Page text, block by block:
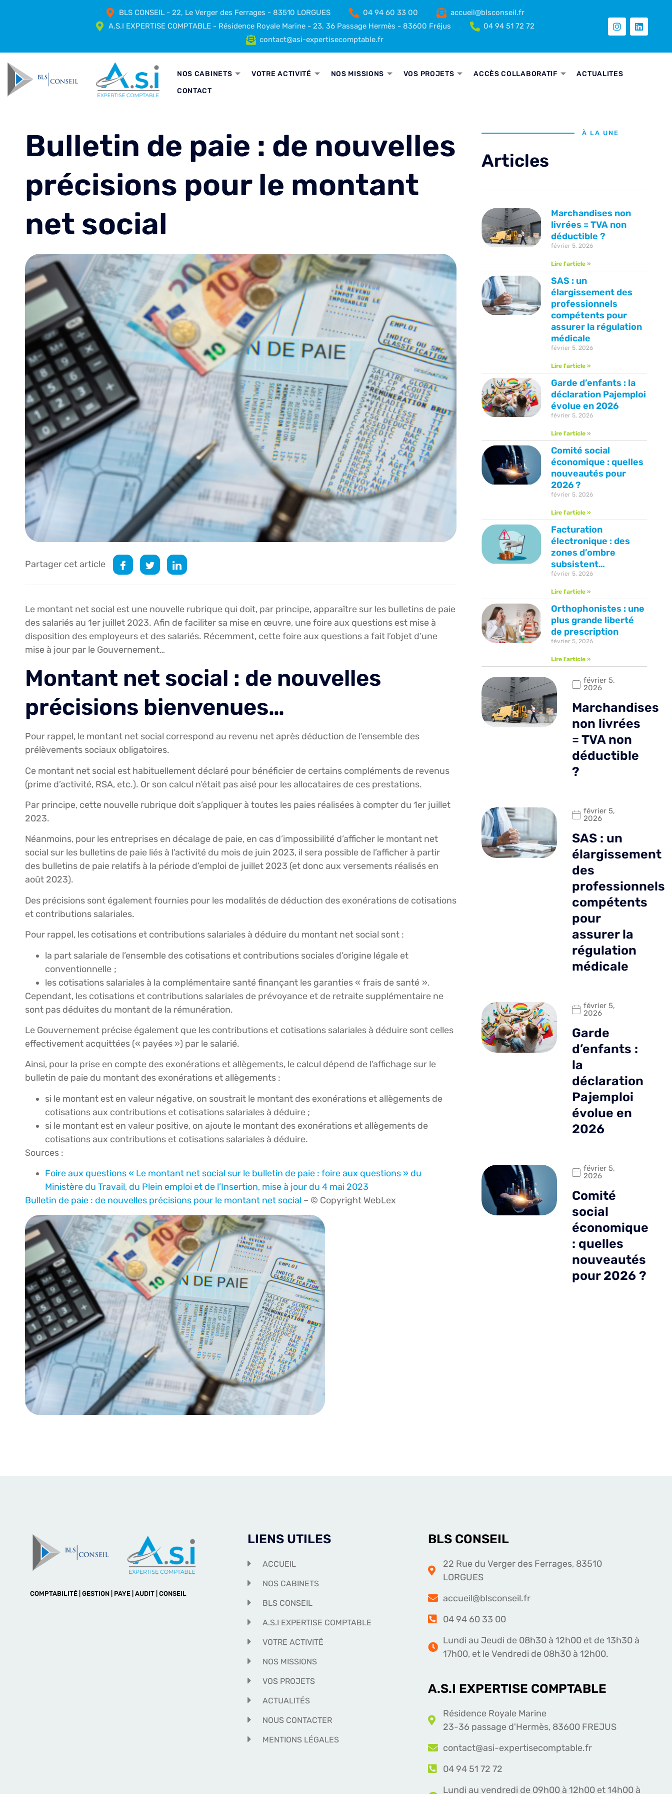
BLS CONSEIL - 22, Le Verger des Ferrages - 83510 LORGUES 04 94 60 33 00
accueil@blsconseil.fr
A.S.I EXPERTISE COMPTABLE - Résidence Royale Marine - 23, 36 Passage Hermès - 83600 Fréjus
04 94 51 72 72
contact@asi-expertisecomptable.fr
NOS CABINETS VOTRE ACTIVITÉ NOS MISSIONS VOS PROJETS ACCÈS COLLABORATIF
ACTUALITES
CONTACT
Bulletin de paie : de nouvelles
précisions pour le montant
net social
Partager cet article
Le montant net social est une nouvelle rubrique qui doit, par principe, apparaître sur les bulletins de paie
des salariés au 1er juillet 2023. Afin de faciliter sa mise en œuvre, une foire aux questions est mise à
disposition des employeurs et des salariés. Récemment, cette foire aux questions a fait l’objet d’une
mise à jour par le Gouvernement…
Montant net social : de nouvelles
précisions bienvenues…
Pour rappel, le montant net social correspond au revenu net après déduction de l’ensemble des
prélèvements sociaux obligatoires.
Ce montant net social est habituellement déclaré pour bénéficier de certains compléments de revenus
(prime d’activité, RSA, etc.). Or son calcul n’était pas aisé pour les allocataires de ces prestations.
Par principe, cette nouvelle rubrique doit s’appliquer à toutes les paies réalisées à compter du 1er juillet
2023.
Néanmoins, pour les entreprises en décalage de paie, en cas d’impossibilité d’afficher le montant net
social sur les bulletins de paie liés à l’activité du mois de juin 2023, il sera possible de l’afficher à partir
des bulletins de paie relatifs à la période d’emploi de juillet 2023 (et donc aux versements réalisés en
août 2023).
Des précisions sont également fournies pour les modalités de déduction des exonérations de cotisations
et contributions salariales.
Pour rappel, les cotisations et contributions salariales à déduire du montant net social sont :
la part salariale de l’ensemble des cotisations et contributions sociales d’origine légale et
conventionnelle ;
les cotisations salariales à la complémentaire santé finançant les garanties « frais de santé ».
Cependant, les cotisations et contributions salariales de prévoyance et de retraite supplémentaire ne
sont pas déduites du montant de la rémunération.
Le Gouvernement précise également que les contributions et cotisations salariales à déduire sont celles
effectivement acquittées (« payées ») par le salarié.
Ainsi, pour la prise en compte des exonérations et allègements, le calcul dépend de l’affichage sur le
bulletin de paie du montant des exonérations et allègements :
si le montant est en valeur négative, on soustrait le montant des exonérations et allègements de
cotisations aux contributions et cotisations salariales à déduire ;
si le montant est en valeur positive, on ajoute le montant des exonérations et allègements de
cotisations aux contributions et cotisations salariales à déduire.
Sources :
Foire aux questions « Le montant net social sur le bulletin de paie : foire aux questions » du
Ministère du Travail, du Plein emploi et de l’Insertion, mise à jour du 4 mai 2023
Bulletin de paie : de nouvelles précisions pour le montant net social – © Copyright WebLex
À LA UNE
Articles
Marchandises non
livrées = TVA non
déductible ?
février 5, 2026
Lire l'article »
SAS : un
élargissement des
professionnels
compétents pour
assurer la régulation
médicale
février 5, 2026
Lire l'article »
Garde d’enfants : la
déclaration Pajemploi
évolue en 2026
février 5, 2026
Lire l'article »
Comité social
économique : quelles
nouveautés pour
2026 ?
février 5, 2026
Lire l'article »
Facturation
électronique : des
zones d’ombre
subsistent…
février 5, 2026
Lire l'article »
Orthophonistes : une
plus grande liberté
de prescription
février 5, 2026
Lire l'article »
février 5,
2026
Marchandises
non livrées
= TVA non
déductible
?
février 5,
2026
SAS : un
élargissement
des
professionnels
compétents
pour
assurer la
régulation
médicale
février 5,
2026
Garde
d’enfants :
la
déclaration
Pajemploi
évolue en
2026
février 5,
2026
Comité
social
économique
: quelles
nouveautés
pour 2026 ?
COMPTABILITÉ | GESTION | PAYE | AUDIT | CONSEIL
LIENS UTILES
ACCUEIL
NOS CABINETS
BLS CONSEIL
A.S.I EXPERTISE COMPTABLE
VOTRE ACTIVITÉ
NOS MISSIONS
VOS PROJETS
ACTUALITÉS
NOUS CONTACTER
MENTIONS LÉGALES
BLS CONSEIL
22 Rue du Verger des Ferrages, 83510
LORGUES
accueil@blsconseil.fr
04 94 60 33 00
Lundi au Jeudi de 08h30 à 12h00 et de 13h30 à
17h00, et le Vendredi de 08h30 à 12h00.
A.S.I EXPERTISE COMPTABLE
Résidence Royale Marine
23-36 passage d'Hermès, 83600 FREJUS
contact@asi-expertisecomptable.fr
04 94 51 72 72
Lundi au vendredi de 09h00 à 12h00 et 14h00 à